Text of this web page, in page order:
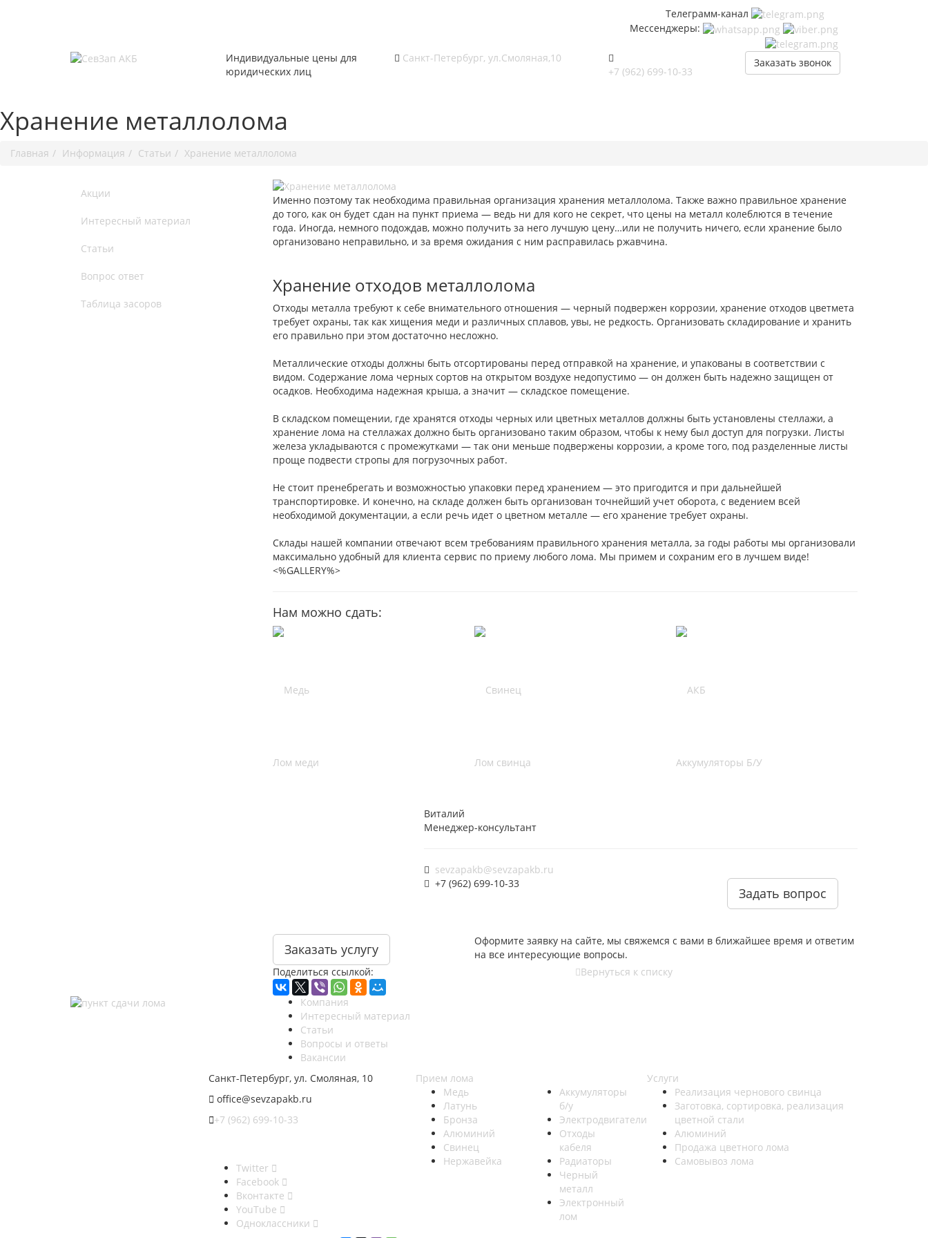
Телеграмм-канал
Мессенджеры:
Индивидуальные цены для
юридических лиц
Санкт-Петербург, ул.Смоляная,10
+7 (962) 699-10-33
Заказать звонок
Хранение металлолома
Главная Информация Статьи Хранение металлолома
Акции
Интересный материал
Статьи
Вопрос ответ
Таблица засоров
Именно поэтому так необходима правильная организация хранения металлолома. Также важно правильное хранение
до того, как он будет сдан на пункт приема — ведь ни для кого не секрет, что цены на металл колеблются в течение
года. Иногда, немного подождав, можно получить за него лучшую цену…или не получить ничего, если хранение было
организовано неправильно, и за время ожидания с ним расправилась ржавчина.
Хранение отходов металлолома
Отходы металла требуют к себе внимательного отношения — черный подвержен коррозии, хранение отходов цветмета
требует охраны, так как хищения меди и различных сплавов, увы, не редкость. Организовать складирование и хранить
его правильно при этом достаточно несложно.
Металлические отходы должны быть отсортированы перед отправкой на хранение, и упакованы в соответствии с
видом. Содержание лома черных сортов на открытом воздухе недопустимо — он должен быть надежно защищен от
осадков. Необходима надежная крыша, а значит — складское помещение.
В складском помещении, где хранятся отходы черных или цветных металлов должны быть установлены стеллажи, а
хранение лома на стеллажах должно быть организовано таким образом, чтобы к нему был доступ для погрузки. Листы
железа укладываются с промежутками — так они меньше подвержены коррозии, а кроме того, под разделенные листы
проще подвести стропы для погрузочных работ.
Не стоит пренебрегать и возможностью упаковки перед хранением — это пригодится и при дальнейшей
транспортировке. И конечно, на складе должен быть организован точнейший учет оборота, с ведением всей
необходимой документации, а если речь идет о цветном металле — его хранение требует охраны.
Склады нашей компании отвечают всем требованиям правильного хранения металла, за годы работы мы организовали
максимально удобный для клиента сервис по приему любого лома. Мы примем и сохраним его в лучшем виде!
<%GALLERY%>
Нам можно сдать:
Лом меди Лом свинца Аккумуляторы Б/У
Виталий
Менеджер-консультант
sevzapakb@sevzapakb.ru
+7 (962) 699-10-33
Задать вопрос
Заказать услугу
Оформите заявку на сайте, мы свяжемся с вами в ближайшее время и ответим
на все интересующие вопросы.
Поделиться ссылкой:
Вернуться к списку
Компания
Интересный материал
Статьи
Вопросы и ответы
Вакансии
Санкт-Петербург, ул. Смоляная, 10
office@sevzapakb.ru
+7 (962) 699-10-33
Twitter
Facebook
Вконтакте
YouTube
Одноклассники
Прием лома
Медь
Латунь
Бронза
Алюминий
Свинец
Нержавейка
Аккумуляторы
б/у
Электродвигатели
Отходы
кабеля
Радиаторы
Черный
металл
Электронный
лом
Услуги
Реализация чернового свинца
Заготовка, сортировка, реализация
цветной стали
Алюминий
Продажа цветного лома
Самовывоз лома